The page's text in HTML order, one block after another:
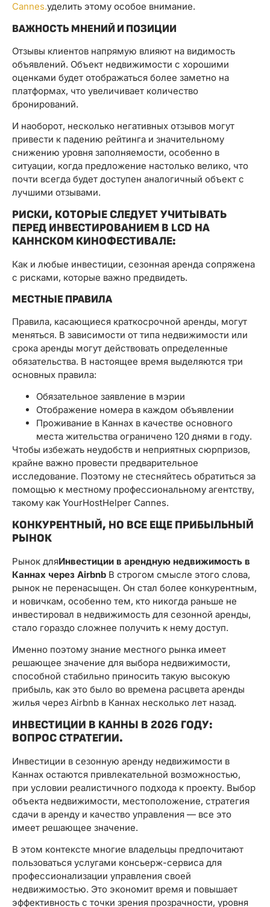
Cannes.уделить этому особое внимание.
ВАЖНОСТЬ МНЕНИЙ И ПОЗИЦИИ
Отзывы клиентов напрямую влияют на видимость
объявлений. Объект недвижимости с хорошими
оценками будет отображаться более заметно на
платформах, что увеличивает количество
бронирований.
И наоборот, несколько негативных отзывов могут
привести к падению рейтинга и значительному
снижению уровня заполняемости, особенно в
ситуации, когда предложение настолько велико, что
почти всегда будет доступен аналогичный объект с
лучшими отзывами.
РИСКИ, КОТОРЫЕ СЛЕДУЕТ УЧИТЫВАТЬ
ПЕРЕД ИНВЕСТИРОВАНИЕМ В LCD НА
КАННСКОМ КИНОФЕСТИВАЛЕ:
Как и любые инвестиции, сезонная аренда сопряжена
с рисками, которые важно предвидеть.
МЕСТНЫЕ ПРАВИЛА
Правила, касающиеся краткосрочной аренды, могут
меняться. В зависимости от типа недвижимости или
срока аренды могут действовать определенные
обязательства. В настоящее время выделяются три
основных правила:
Обязательное заявление в мэрии
Отображение номера в каждом объявлении
Проживание в Каннах в качестве основного
места жительства ограничено 120 днями в году.
Чтобы избежать неудобств и неприятных сюрпризов,
крайне важно провести предварительное
исследование. Поэтому не стесняйтесь обратиться за
помощью к местному профессиональному агентству,
такому как YourHostHelper Cannes.
КОНКУРЕНТНЫЙ, НО ВСЕ ЕЩЕ ПРИБЫЛЬНЫЙ
РЫНОК
Рынок дляИнвестиции в арендную недвижимость в
Каннах через Airbnb В строгом смысле этого слова,
рынок не перенасыщен. Он стал более конкурентным,
и новичкам, особенно тем, кто никогда раньше не
инвестировал в недвижимость для сезонной аренды,
стало гораздо сложнее получить к нему доступ.
Именно поэтому знание местного рынка имеет
решающее значение для выбора недвижимости,
способной стабильно приносить такую ​​высокую
прибыль, как это было во времена расцвета аренды
жилья через Airbnb в Каннах несколько лет назад.
ИНВЕСТИЦИИ В КАННЫ В 2026 ГОДУ:
ВОПРОС СТРАТЕГИИ.
Инвестиции в сезонную аренду недвижимости в
Каннах остаются привлекательной возможностью,
при условии реалистичного подхода к проекту. Выбор
объекта недвижимости, местоположение, стратегия
сдачи в аренду и качество управления — все это
имеет решающее значение.
В этом контексте многие владельцы предпочитают
пользоваться услугами консьерж-сервиса для
профессионализации управления своей
недвижимостью. Это экономит время и повышает
эффективность с точки зрения прозрачности, уровня